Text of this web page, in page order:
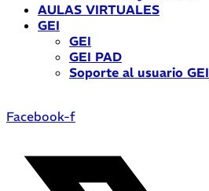
AULAS VIRTUALES
GEI
GEI
GEI PAD
Soporte al usuario GEI
Facebook-f